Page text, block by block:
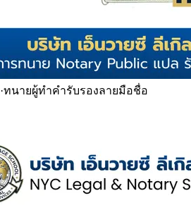
·ทนายผู้ทำคำรับรองลายมือชื่อ